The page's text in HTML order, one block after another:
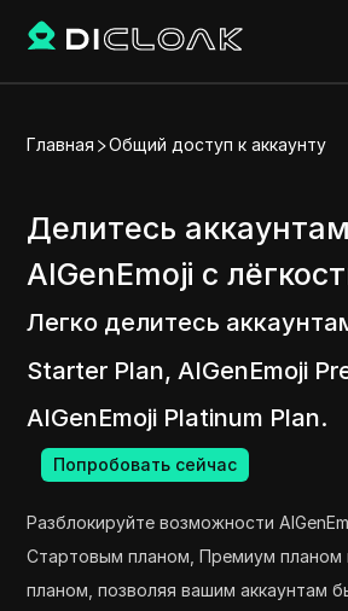
Главная Общий доступ к аккаунту
Делитесь
AIGenEmoji с
Легко делитесь
Starter Plan, AIGenEmoji
AIGenEmoji Platinum Plan.
Попробовать сейчас
Разблокируйте возможности
Стартовым планом, Премиум планом
планом, позволяя вашим аккаунтам